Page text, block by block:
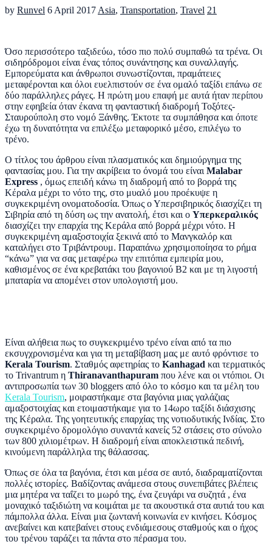
by Runvel 6 April 2017 Asia, Transportation, Travel 21
Όσο περισσότερο ταξιδεύω, τόσο πιο πολύ συμπαθώ τα τρένα. Οι
σιδηρόδρομοι είναι ένας τόπος συνάντησης και συναλλαγής.
Εμπορεύματα και άνθρωποι συνωστίζονται, πραμάτειες
μεταφέρονται και όλοι ευελπιστούν σε ένα ομαλό ταξίδι επάνω σε
δύο παράλληλες ράγες. Η πρώτη μου επαφή με αυτά ήταν περίπου
στην εφηβεία όταν έκανα τη φανταστική διαδρομή Τοξότες-
Σταυρούπολη στο νομό Ξάνθης. Έκτοτε τα συμπάθησα και όποτε
έχω τη δυνατότητα να επιλέξω μεταφορικό μέσο, επιλέγω το
τρένο.
Ο τίτλος του άρθρου είναι πλασματικός και δημιούργημα της
φαντασίας μου. Για την ακρίβεια το όνομά του είναι Malabar
Express , όμως επειδή κάνω τη διαδρομή από το βορρά της
Κέραλα μέχρι το νότο της, στο μυαλό μου προέκυψε η
συγκεκριμένη ονοματοδοσία. Όπως ο Υπερσιβηρικός διασχίζει τη
Σιβηρία από τη δύση ως την ανατολή, έτσι και ο Υπερκεραλικός
διασχίζει την επαρχία της Κεράλα από βορρά μέχρι νότο. Η
συγκεκριμένη αμαξοστοιχία ξεκινά από το Μανγκαλόρ και
καταλήγει στο Τριβάντρουμ. Παραπάνω χρησιμοποίησα το ρήμα
“κάνω” για να σας μεταφέρω την επιτόπια εμπειρία μου,
καθισμένος σε ένα κρεβατάκι του βαγονιού Β2 και με τη λιγοστή
μπαταρία να απομένει στον υπολογιστή μου.
Είναι αλήθεια πως το συγκεκριμένο τρένο είναι από τα πιο
εκσυγχρονισμένα και για τη μεταβίβαση μας με αυτό φρόντισε το
Kerala Tourism. Σταθμός αφετηρίας το Kanhagad και τερματικός
το Trivantrum η Thiranavanthapuram που λένε και οι ντόπιοι. Οι
αντιπροσωπία των 30 bloggers από όλο το κόσμο και τα μέλη του
Kerala Tourism, μοιραστήκαμε στα βαγόνια μιας γαλάζιας
αμαξοστοιχίας και ετοιμαστήκαμε για το 14ωρο ταξίδι διάσχισης
της Κέραλα. Της γοητευτικής επαρχίας της νοτιοδυτικής Ινδίας. Στο
συγκεκριμένο δρομολόγιο συναντά κανείς 52 στάσεις στο σύνολο
των 800 χιλιομέτρων. Η διαδρομή είναι αποκλειστικά πεδινή,
κινούμενη παράλληλα της θάλασσας.
Όπως σε όλα τα βαγόνια, έτσι και μέσα σε αυτό, διαδραματίζονται
πολλές ιστορίες. Βαδίζοντας ανάμεσα στους συνεπιβάτες βλέπεις
μια μητέρα να ταΐζει το μωρό της, ένα ζευγάρι να συζητά , ένα
μοναχικό ταξιδιώτη να κοιμάται με τα ακουστικά στα αυτιά του και
πάμπολλα άλλα. Είναι μια ζωντανή κοινωνία εν κινήσει. Κόσμος
ανεβαίνει και κατεβαίνει στους ενδιάμεσους σταθμούς και ο ήχος
του τρένου ταράζει τα πάντα στο πέρασμα του.